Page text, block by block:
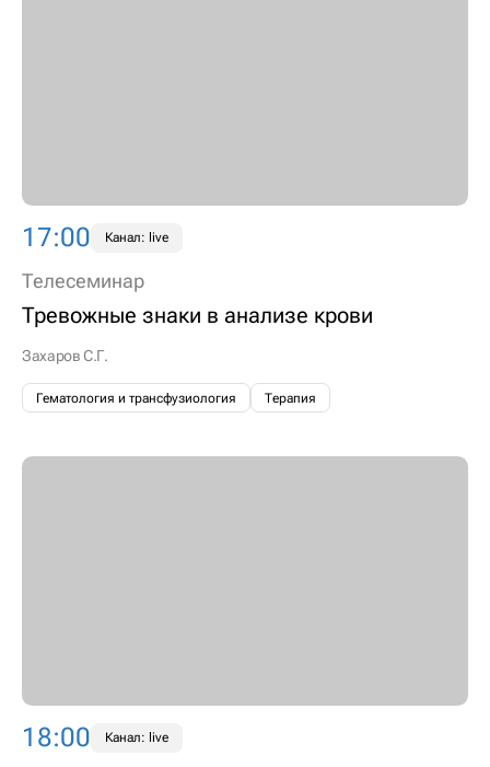
17:00 Канал: live
Телесеминар
Тревожные знаки в анализе крови
Захаров С.Г.
Гематология и трансфузиология Терапия
18:00 Канал: live